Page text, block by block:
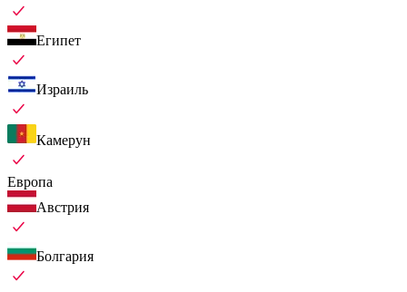
Египет
Израиль
Камерун
Европа
Австрия
Болгария